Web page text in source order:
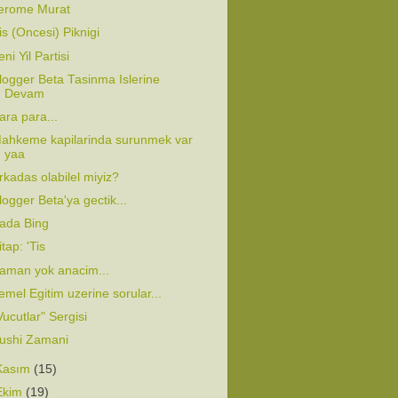
Murat
(Oncesi) Piknigi
Yil Partisi
Beta Tasinma Islerine
Devam
para...
kapilarinda surunmek var
yaa
olabilel miyiz?
Beta'ya gectik...
Bing
'Tis
yok anacim...
Egitim uzerine sorular...
Sergisi
Zamani
(15)
(19)